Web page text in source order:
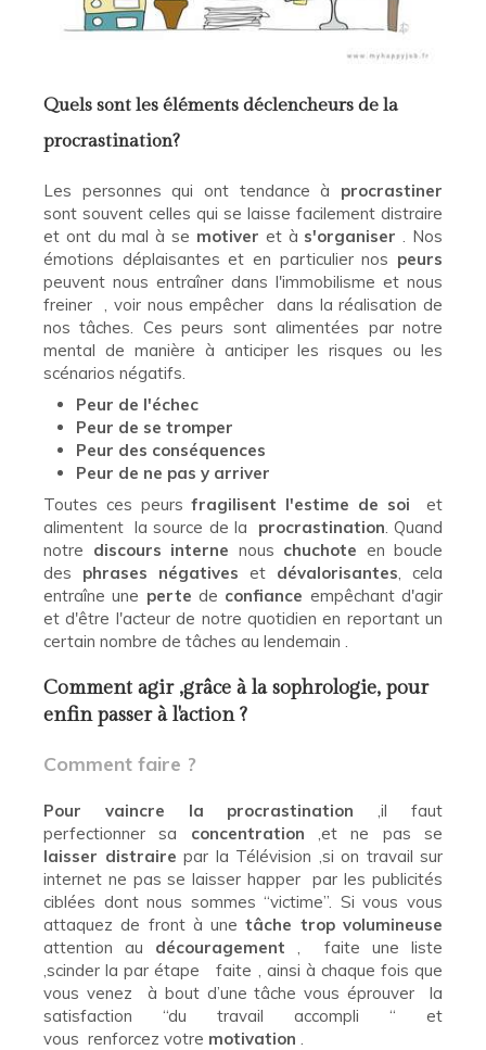
Quels sont les éléments déclencheurs de la
procrastination?
Les personnes qui ont tendance à procrastiner
sont souvent celles qui se laisse facilement distraire
et ont du mal à se motiver et à s'organiser . Nos
émotions déplaisantes et en particulier nos peurs
peuvent nous entraîner dans l'immobilisme et nous
freiner , voir nous empêcher dans la réalisation de
nos tâches. Ces peurs sont alimentées par notre
mental de manière à anticiper les risques ou les
scénarios négatifs.
Peur de l'échec
Peur de se tromper
Peur des conséquences
Peur de ne pas y arriver
Toutes ces peursfragilisent l'estime de soi et
alimentent la source de la
procrastination . Quand
notre discours interne nous chuchote en boucle
des phrases négatives et dévalorisantes , cela
entraîne une perte de confiance empêchant d'agir
et d'être l'acteur de notre quotidien en reportant un
certain nombre de tâches au lendemain .
Comment agir ,grâce à la sophrologie, pour
enfin passer à l'action ?
Comment faire ?
Pour vaincre la procrastination ,il faut
perfectionner sa concentration ,et ne pas se
laisser distraire par la Télévision ,si on travail sur
internet ne pas se laisser happer par les publicités
ciblées dont nous sommes “victime”. Si vous vous
attaquez de front à unetâche trop volumineuse
attention au découragement , faite une liste
,scinder la par étape faite , ainsi à chaque fois que
vous venez à bout d’une tâche vous éprouver la
satisfaction “du travail accompli “ et
vous renforcez votre motivation